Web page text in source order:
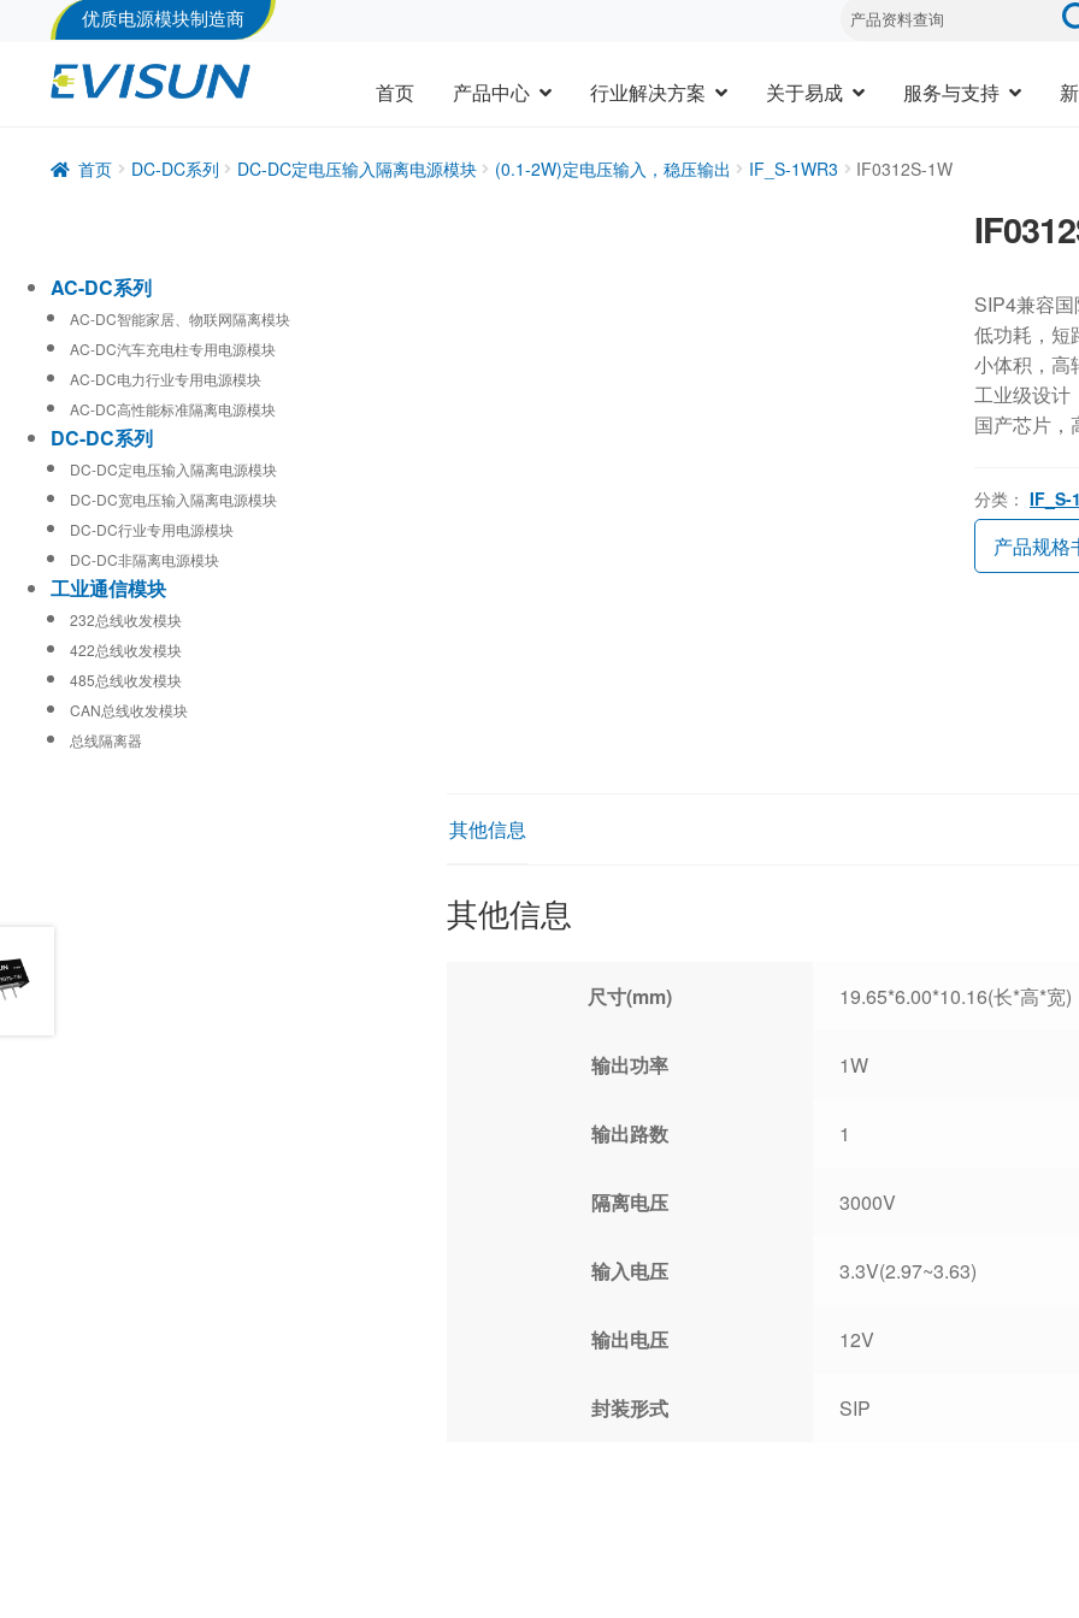
优质电源模块制造商
首页 产品中心 行业解决方案 关于易成 服务与支持
首页 DC-DC系列 DC-DC定电压输入隔离电源模块 (0.1-2W)定电压输入，稳压输出 IF_S-1WR3 IF0312S-1W
SIP4兼容
低功耗，短
小体积，高
工业级设计
国产芯片，
分类： IF_S-
产品规格
其他信息
其他信息
尺寸(mm) 19.65*6.00*10.16(长*高*宽)
输出功率 1W
输出路数 1
隔离电压 3000V
输入电压 3.3V(2.97~3.63)
输出电压 12V
封装形式 SIP
AC-DC系列
AC-DC智能家居、物联网隔离模块
AC-DC汽车充电柱专用电源模块
AC-DC电力行业专用电源模块
AC-DC高性能标准隔离电源模块
DC-DC系列
DC-DC定电压输入隔离电源模块
DC-DC宽电压输入隔离电源模块
DC-DC行业专用电源模块
DC-DC非隔离电源模块
工业通信模块
232总线收发模块
422总线收发模块
485总线收发模块
CAN总线收发模块
总线隔离器